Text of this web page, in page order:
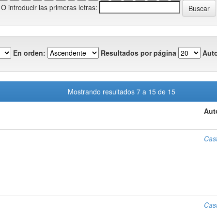
O introducir las primeras letras:
En orden: Resultados por página
Mostrando resultados 7 a 15 de 15